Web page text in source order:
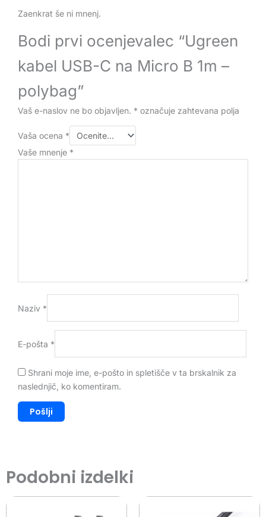
Zaenkrat še ni mnenj.
Bodi prvi ocenjevalec “Ugreen
kabel USB-C na Micro B 1m –
polybag”
Vaš e-naslov ne bo objavljen. * označuje zahtevana polja
Vaša ocena *
Vaše mnenje *
Naziv *
E-pošta *
Shrani moje ime, e-pošto in spletišče v ta brskalnik za
naslednjič, ko komentiram.
Podobni izdelki